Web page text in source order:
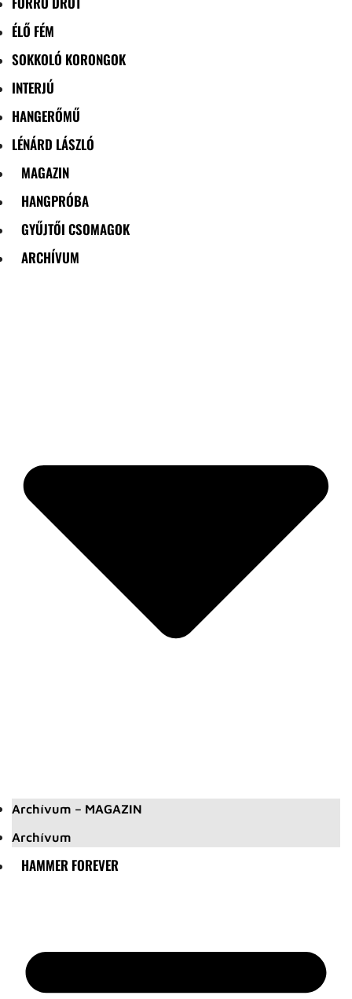
ÉLŐ FÉM
SOKKOLÓ KORONGOK
INTERJÚ
HANGERŐMŰ
LÉNÁRD LÁSZLÓ
MAGAZIN
HANGPRÓBA
GYŰJTŐI CSOMAGOK
ARCHÍVUM
Archívum – MAGAZIN
Archívum
HAMMER FOREVER